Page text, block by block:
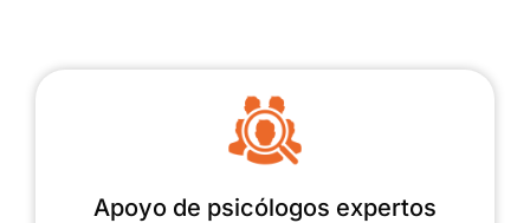
Apoyo de psicólogos expertos